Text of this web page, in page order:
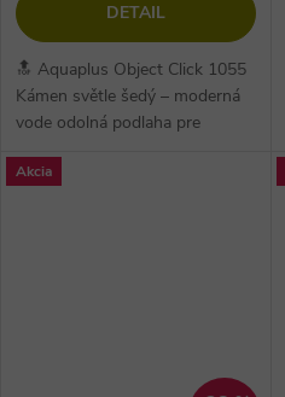
DETAIL
🔝 Aquaplus Object Click 1055
Kámen světle šedý – moderná
vode odolná podlaha pre
vodeodolné vinylové prevedenie
Akcia